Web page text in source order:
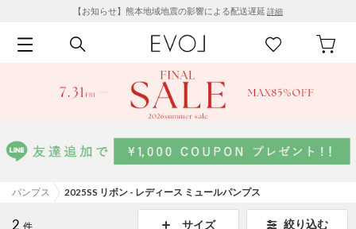
【お知らせ】熊本地域地震の影響による配送遅延 詳細
パンプス 2025SS リボン - レディース ミュールパンプス
2 件 サイズ 絞り込む